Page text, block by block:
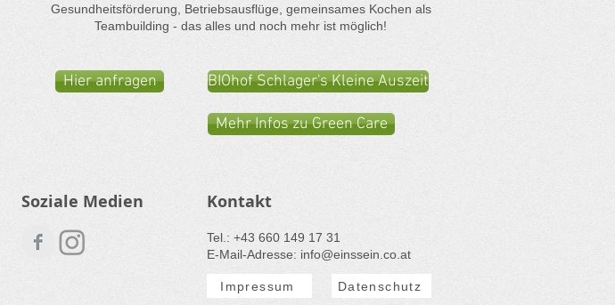
Gesundheitsförderung, Betriebsausflüge, gemeinsames Kochen als
Teambuilding - das alles und noch mehr ist möglich!
Hier anfragen BIOhof Schlager's Kleine Auszeit
Mehr Infos zu Green Care
Soziale Medien Kontakt
​Tel.: ​+43 660 149 17 31
E-Mail-Adresse: info@einssein. co. at
Impressum Datenschutz